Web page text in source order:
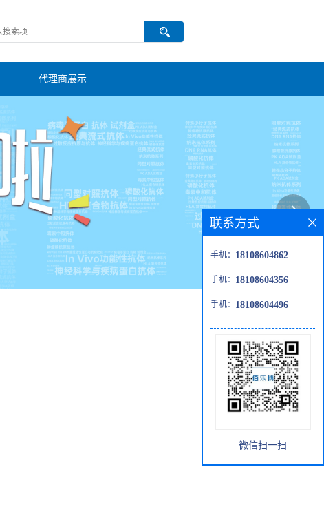
代理商展示
联系方式
手机： 18108604862
手机： 18108604356
手机： 18108604496
微信扫一扫